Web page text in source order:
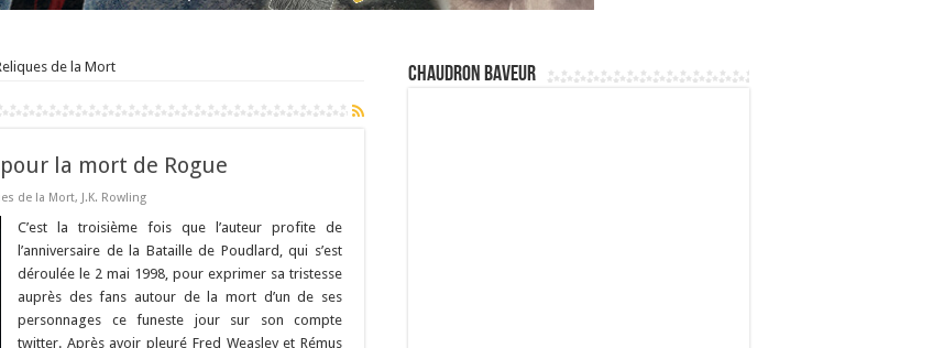
de la Mort
la mort de Rogue
de la Mort, J.K. Rowling
C’est la troisième fois que l’auteur profite de
l’anniversaire de la Bataille de Poudlard, qui s’est
déroulée le 2 mai 1998, pour exprimer sa tristesse
auprès des fans autour de la mort d’un de ses
personnages ce funeste jour sur son compte
twitter. Après avoir pleuré Fred Weasley et Rémus
Chaudron Baveur